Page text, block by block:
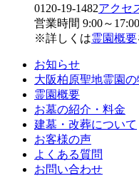
0120-19-1482アクセ
営業時間 9:00～
※詳しくは霊園概要
お知らせ
大阪柏原聖地霊園
霊園概要
お墓の紹介・料金
建墓・改葬について
お客様の声
よくある質問
お問い合わせ